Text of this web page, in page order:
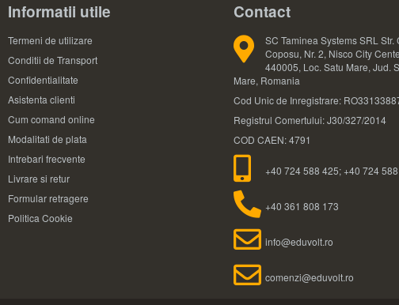
Informatii utile
Termeni de utilizare
Conditii de Transport
Confidentialitate
Asistenta clienti
Cum comand online
Modalitati de plata
Intrebari frecvente
Livrare si retur
Formular retragere
Politica Cookie
Contact
SC Taminea Systems SRL Str.
Coposu, Nr. 2, Nisco City
440005, Loc. Satu Mare, Jud.
Mare, Romania
Cod Unic de Inregistrare:
Registrul Comertului: J30/327/2014
COD CAEN: 4791
+40 724 588 425; +40 724
+40 361 808 173
info@eduvolt.ro
comenzi@eduvolt.ro